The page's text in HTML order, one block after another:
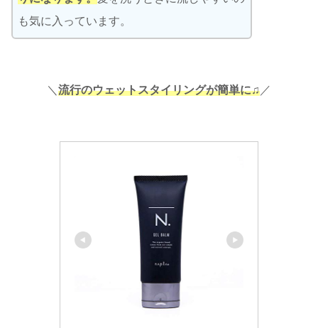
も気に入っています。
＼ 流行のウェットスタイリングが簡単に♫ ／